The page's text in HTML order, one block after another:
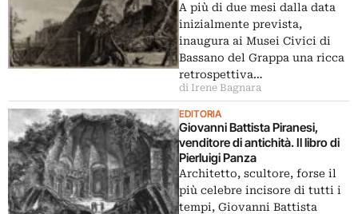
A più di due mesi dalla data
inizialmente prevista,
inaugura ai Musei Civici di
Bassano del Grappa una ricca
retrospettiva…
di Irene Bagnara
EDITORIA
Giovanni Battista Piranesi,
venditore di antichità. Il libro di
Pierluigi Panza
Architetto, scultore, forse il
più celebre incisore di tutti i
tempi, Giovanni Battista